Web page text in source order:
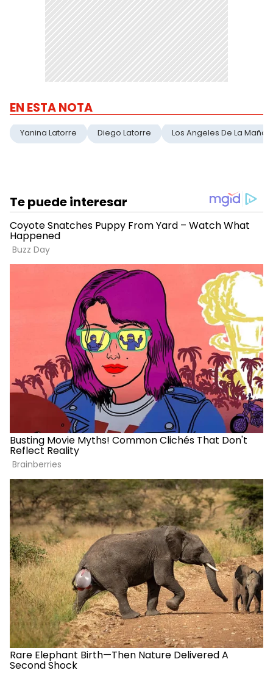
EN ESTA NOTA
Yanina Latorre Diego Latorre Los Angeles De La